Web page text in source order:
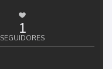
1
SEGUIDORES